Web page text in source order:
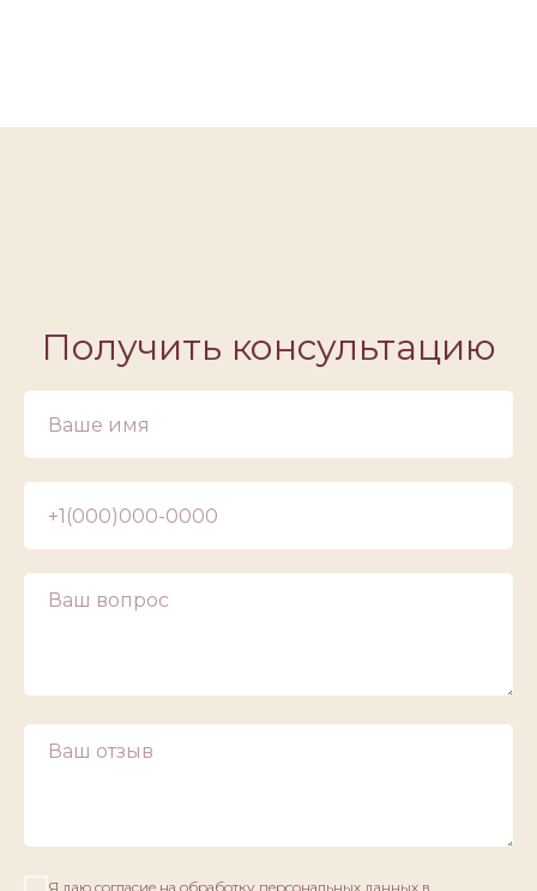
Получить консультацию
Я даю согласие на обработку персональных данных в